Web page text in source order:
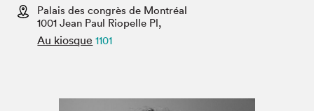
Espace médias
Palais des congrès de Montréal
1001 Jean Paul Riopelle Pl,
Au kiosque 1101